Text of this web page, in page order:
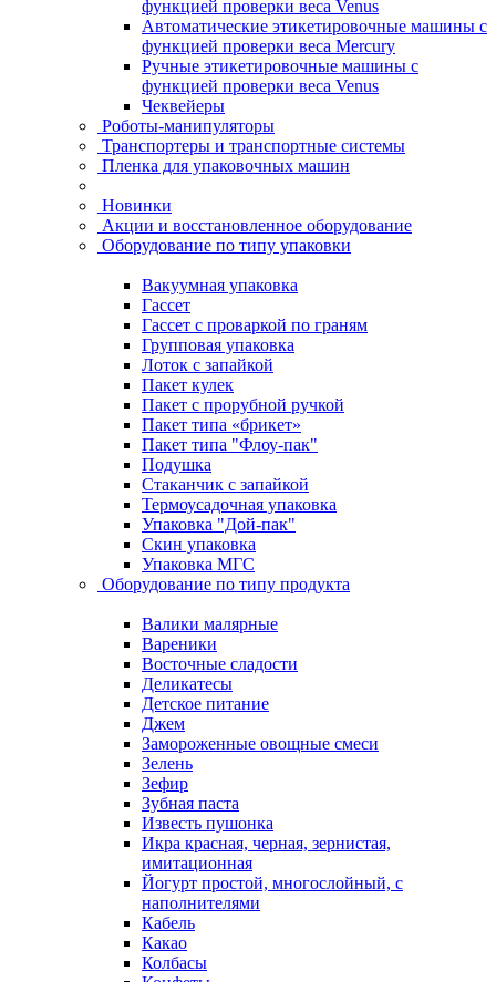
функцией проверки веса Venus
Автоматические этикетировочные машины с
функцией проверки веса Mercury
Ручные этикетировочные машины с
функцией проверки веса Venus
Чеквейеры
Роботы-манипуляторы
Транспортеры и транспортные системы
Пленка для упаковочных машин
Новинки
Акции и восстановленное оборудование
Оборудование по типу упаковки
Вакуумная упаковка
Гассет
Гассет с проваркой по граням
Групповая упаковка
Лоток с запайкой
Пакет кулек
Пакет с прорубной ручкой
Пакет типа «брикет»
Пакет типа "Флоу-пак"
Подушка
Стаканчик с запайкой
Термоусадочная упаковка
Упаковка "Дой-пак"
Скин упаковка
Упаковка МГС
Оборудование по типу продукта
Валики малярные
Вареники
Восточные сладости
Деликатесы
Детское питание
Джем
Замороженные овощные смеси
Зелень
Зефир
Зубная паста
Известь пушонка
Икра красная, черная, зернистая,
имитационная
Йогурт простой, многослойный, с
наполнителями
Кабель
Какао
Колбасы